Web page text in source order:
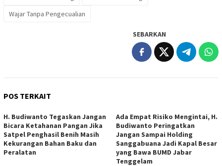
Wajar Tanpa Pengecualian
SEBARKAN
POS TERKAIT
H. Budiwanto Tegaskan Jangan
Bicara Ketahanan Pangan Jika
Satpel Penghasil Benih Masih
Kekurangan Bahan Baku dan
Peralatan
Ada Empat Risiko Mengintai, H.
Budiwanto Peringatkan
Jangan Sampai Holding
Sanggabuana Jadi Kapal Besar
yang Bawa BUMD Jabar
Tenggelam